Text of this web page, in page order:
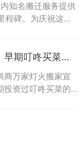
知名搬迁服务提供
程碑。为庆祝这一
万家灯火搬家迎来资本新血液，早期叮咚买菜投资者领投，专业搬家领域竞争力分析
商万家灯火搬家宣
投资过叮咚买菜的